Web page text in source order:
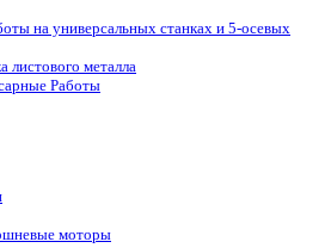
на универсальных станках и 5-осевых
листового металла
Работы
моторы